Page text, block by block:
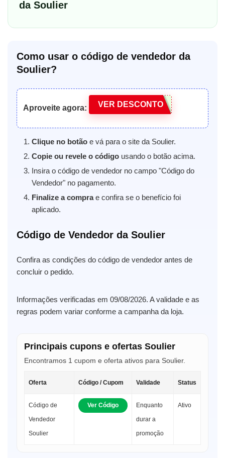
da Soulier
Como usar o código de vendedor da
Soulier?
Aproveite agora: VER DESCONTO
Clique no botão e vá para o site da Soulier.
Copie ou revele o código usando o botão acima.
Insira o código de vendedor no campo "Código do
Vendedor" no pagamento.
Finalize a comprae confira se o benefício foi
aplicado.
Código de Vendedor da Soulier
Confira as condições do código de vendedor antes de
concluir o pedido.
Informações verificadas em 09/08/2026. A validade e as
regras podem variar conforme a campanha da loja.
Principais cupons e ofertas Soulier
Encontramos 1 cupom e oferta ativos para Soulier.
Oferta Código / Cupom Validade Status
Código de
Vendedor
Soulier
Ver Código
Enquanto
durar a
promoção
Ativo